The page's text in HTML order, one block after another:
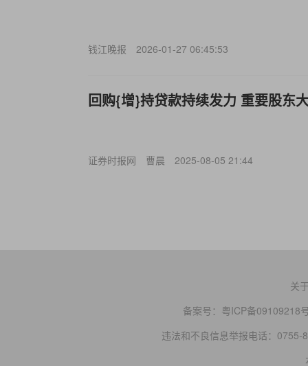
钱江晚报 2026-01-27 06:45:53
回购{增}持贷款持续发力 重要股东
证券时报网 曹晨 2025-08-05 21:44
关
备案号： 粤ICP备09109218
违法和不良信息举报电话：0755-